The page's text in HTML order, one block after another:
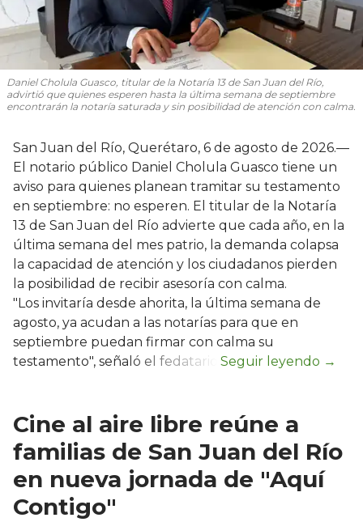
Daniel Cholula Guasco, titular de la Notaría 13 de San Juan del Río,
advirtió que quienes esperen hasta la última semana de septiembre
encontrarán la notaría saturada y sin posibilidad de atención con calma.
San Juan del Río, Querétaro, 6 de agosto de 2026.—
El notario público Daniel Cholula Guasco tiene un
aviso para quienes planean tramitar su testamento
en septiembre: no esperen. El titular de la Notaría
13 de San Juan del Río advierte que cada año, en la
última semana del mes patrio, la demanda colapsa
la capacidad de atención y los ciudadanos pierden
la posibilidad de recibir asesoría con calma.
"Los invitaría desde ahorita, la última semana de
agosto, ya acudan a las notarías para que en
septiembre puedan firmar con calma su
testamento", señaló el fedatario.
Cine al aire libre reúne a
familias de San Juan del Río
en nueva jornada de "Aquí
Contigo"